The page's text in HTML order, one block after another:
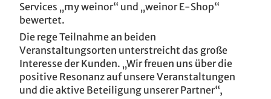
Services „my weinor“ und „weinor E-Shop“
bewertet.
Die rege Teilnahme an beiden
Veranstaltungsorten unterstreicht das große
Interesse der Kunden. „Wir freuen uns über die
positive Resonanz auf unsere Veranstaltungen
und die aktive Beteiligung unserer Partner“,